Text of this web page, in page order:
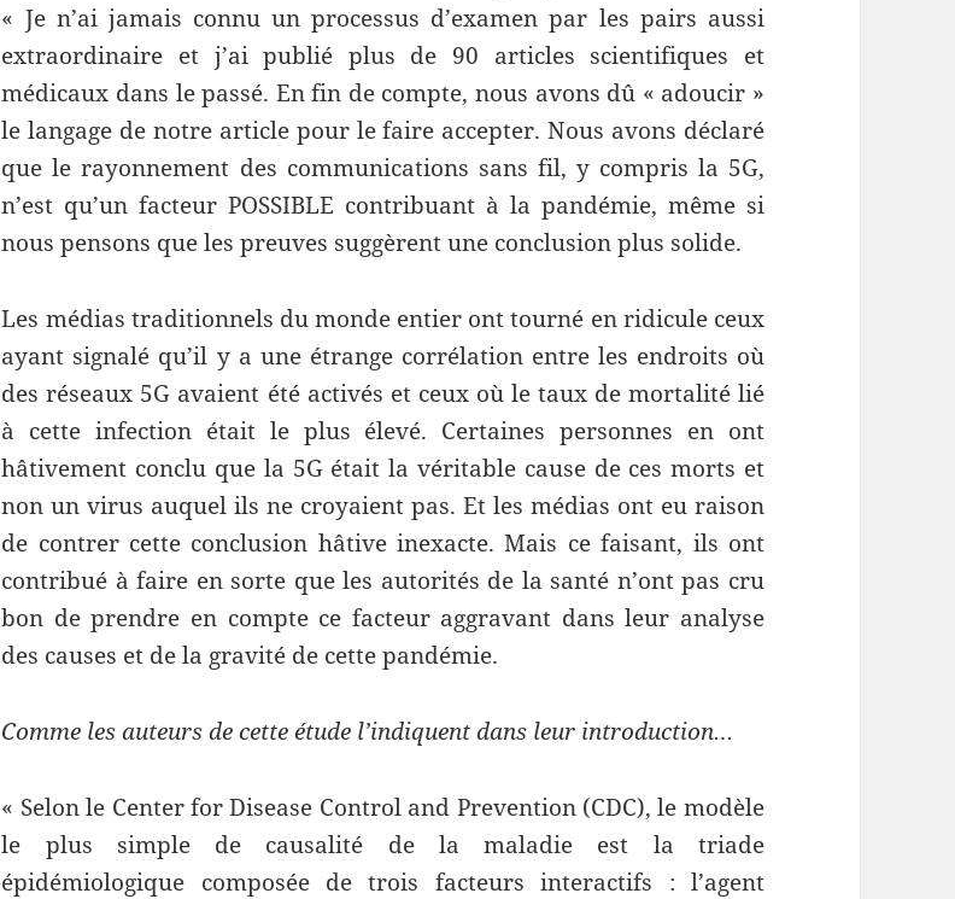
« Je n’ai jamais connu un processus d’examen par les pairs aussi
extraordinaire et j’ai publié plus de 90 articles scientifiques et
médicaux dans le passé. En fin de compte, nous avons dû « adoucir »
le langage de notre article pour le faire accepter. Nous avons déclaré
que le rayonnement des communications sans fil, y compris la 5G,
n’est qu’un facteur POSSIBLE contribuant à la pandémie, même si
nous pensons que les preuves suggèrent une conclusion plus solide.
Les médias traditionnels du monde entier ont tourné en ridicule ceux
ayant signalé qu’il y a une étrange corrélation entre les endroits où
des réseaux 5G avaient été activés et ceux où le taux de mortalité lié
à cette infection était le plus élevé. Certaines personnes en ont
hâtivement conclu que la 5G était la véritable cause de ces morts et
non un virus auquel ils ne croyaient pas. Et les médias ont eu raison
de contrer cette conclusion hâtive inexacte. Mais ce faisant, ils ont
contribué à faire en sorte que les autorités de la santé n’ont pas cru
bon de prendre en compte ce facteur aggravant dans leur analyse
des causes et de la gravité de cette pandémie.
Comme les auteurs de cette étude l’indiquent dans leur introduction…
« Selon le Center for Disease Control and Prevention (CDC), le modèle
le plus simple de causalité de la maladie est la triade
épidémiologique composée de trois facteurs interactifs : l’agent